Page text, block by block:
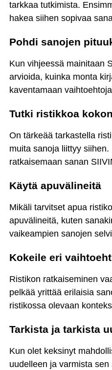
tarkkaa tutkimista.
hakea siihen sopivaa
Pohdi sanojen
Kun vihjeessä mainitaan
arvioida, kuinka monta
kaventamaan
Tutki ristikkoa
On tärkeää tarkastella
muita sanoja liittyy
ratkaisemaan sanan
Käytä apuvälineitä
Mikäli tarvitset apua
apuvälineitä, kuten
vaikeampien sanojen
Kokeile eri
Ristikon ratkaiseminen
pelkää yrittää erilaisia
ristikossa olevaan
Tarkista ja tarkista
Kun olet keksinyt
uudelleen ja varmista